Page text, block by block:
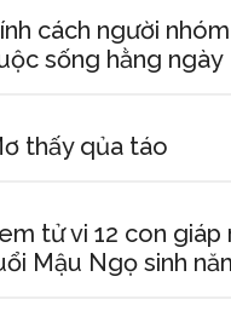
cách người
sống hằng ngày
thấy qủa táo
tử vi 12 con giáp
Mậu Ngọ sinh